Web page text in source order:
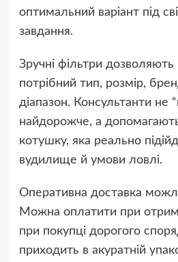
оптимальний варіант під
завдання.
Зручні фільтри
потрібний тип, розмір,
діапазон. Консультанти не
найдорожче, а допомагають
котушку, яка реально
вудилище й умови ловлі.
Оперативна доставка
Можна оплатити при
при покупці дорогого
приходить в акуратній